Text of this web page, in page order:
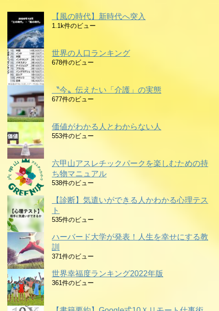
【風の時代】新時代へ突入
1.1k件のビュー
世界の人口ランキング
678件のビュー
〝今〟伝えたい「介護」の実態
677件のビュー
価値がわかる人とわからない人
553件のビュー
六甲山アスレチックパークを楽しむための持
ち物マニュアル
538件のビュー
【診断】気遣いができる人かわかる心理テス
ト
535件のビュー
ハーバード大学が発表！人生を幸せにする教
訓
371件のビュー
世界幸福度ランキング2022年版
361件のビュー